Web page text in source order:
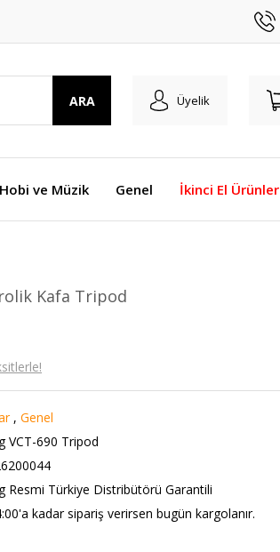
ARA Üyelik
ve Müzik Genel İkinci El Ürünler
Kafa Tripod
, Genel
VCT-690 Tripod
Resmi Türkiye Distribütörü Garantili
kadar sipariş verirsen bugün kargolanır.